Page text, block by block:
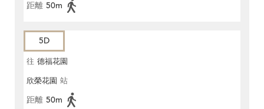
距離 50m
5D
往 德福花園
欣榮花園 站
距離 50m